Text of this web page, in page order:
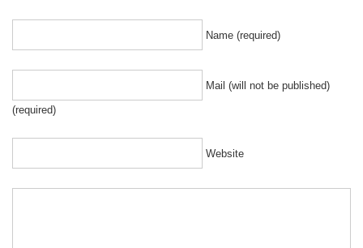
Name (required)
Mail (will not be published)
(required)
Website